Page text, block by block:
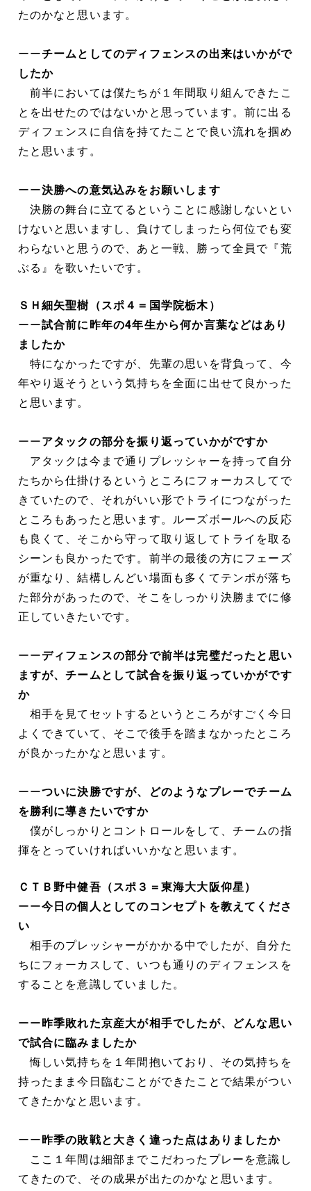
たのかなと思います。
ーーチームとしてのディフェンスの出来はいかがで
したか
前半においては僕たちが１年間取り組んできたこ
とを出せたのではないかと思っています。前に出る
ディフェンスに自信を持てたことで良い流れを掴め
たと思います。
ーー決勝への意気込みをお願いします
決勝の舞台に立てるということに感謝しないとい
けないと思いますし、負けてしまったら何位でも変
わらないと思うので、あと一戦、勝って全員で『荒
ぶる』を歌いたいです。
ＳＨ細矢聖樹（スポ４＝国学院栃木）
ーー試合前に昨年の4年生から何か言葉などはあり
ましたか
特になかったですが、先輩の思いを背負って、今
年やり返そうという気持ちを全面に出せて良かった
と思います。
ーーアタックの部分を振り返っていかがですか
アタックは今まで通りプレッシャーを持って自分
たちから仕掛けるというところにフォーカスしてで
きていたので、それがいい形でトライにつながった
ところもあったと思います。ルーズボールへの反応
も良くて、そこから守って取り返してトライを取る
シーンも良かったです。前半の最後の方にフェーズ
が重なり、結構しんどい場面も多くてテンポが落ち
た部分があったので、そこをしっかり決勝までに修
正していきたいです。
ーーディフェンスの部分で前半は完璧だったと思い
ますが、チームとして試合を振り返っていかがです
か
相手を見てセットするというところがすごく今日
よくできていて、そこで後手を踏まなかったところ
が良かったかなと思います。
ーーついに決勝ですが、どのようなプレーでチーム
を勝利に導きたいですか
僕がしっかりとコントロールをして、チームの指
揮をとっていければいいかなと思います。
ＣＴＢ野中健吾（スポ３＝東海大大阪仰星）
ーー今日の個人としてのコンセプトを教えてくださ
い
相手のプレッシャーがかかる中でしたが、自分た
ちにフォーカスして、いつも通りのディフェンスを
することを意識していました。
ーー昨季敗れた京産大が相手でしたが、どんな思い
で試合に臨みましたか
悔しい気持ちを１年間抱いており、その気持ちを
持ったまま今日臨むことができたことで結果がつい
てきたかなと思います。
ーー昨季の敗戦と大きく違った点はありましたか
ここ１年間は細部までこだわったプレーを意識し
てきたので、その成果が出たのかなと思います。